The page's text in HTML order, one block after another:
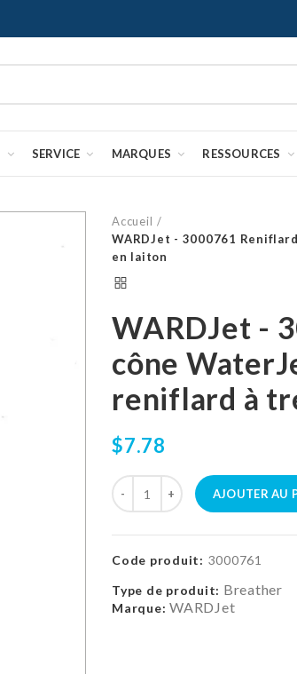
SERVICE MARQUES RESSOURCES
Accueil
WARDJet - 3000761
en laiton
WARDJet -
cône
reniflard à
$7.78
AJOUTER AU
Code produit: 3000761
Type de produit: Breather
Marque: WARDJet